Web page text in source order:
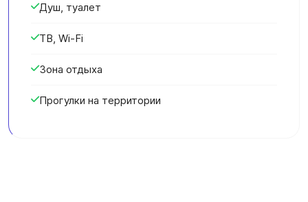
Душ, туалет
ТВ, Wi-Fi
Зона отдыха
Прогулки на территории